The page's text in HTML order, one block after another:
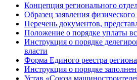
Концепция регионального
Образец заявления
Перечень документов,
Положение о порядке уплаты
Инструкция о порядке
власти
Форма Единого реестра
Инструкция о порядке
Устав «Союза